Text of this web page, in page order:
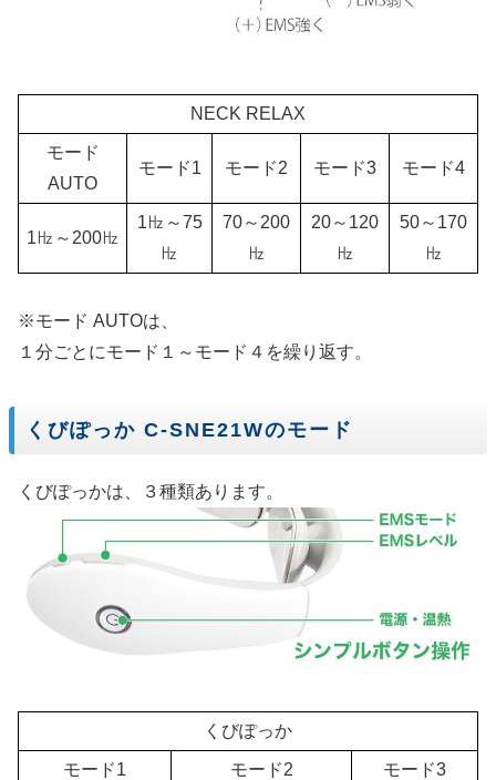
NECK RELAX
モード
AUTO
モード1 モード2 モード3 モード4
1㎐～200㎐
1㎐～75
㎐
70～200
㎐
20～120
㎐
50～170
㎐
※モード AUTOは、
１分ごとにモード１～モード４を繰り返す。
くびぽっか C-SNE21Wのモード
くびぽっかは、３種類あります。
くびぽっか
モード1
モード2
モード3